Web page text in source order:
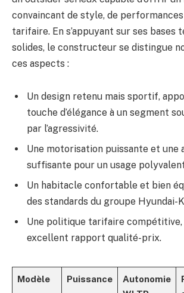
convaincant de style, de
tarifaire. En s’appuyant sur ses bases
solides, le constructeur se distingue
ces aspects :
Un design retenu mais sportif,
touche d’élégance à un segment
par l’agressivité.
Une motorisation puissante et une
suffisante pour un usage
Un habitacle confortable et bien
des standards du groupe Hyundai-
Une politique tarifaire
excellent rapport qualité-prix.
Modèle Puissance
Autonomie